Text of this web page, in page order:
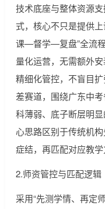
技术底座与整体资源
式，核心不只是提供
课—督学—复盘”全流
量化运营，无需额外
精细化管控，不盲目
差赛道，围绕广东中
科薄弱、底子断层明
心思路区别于传统机
症结，再匹配对应教学
2.师资管控与匹配逻辑
采用“先测学情、再定